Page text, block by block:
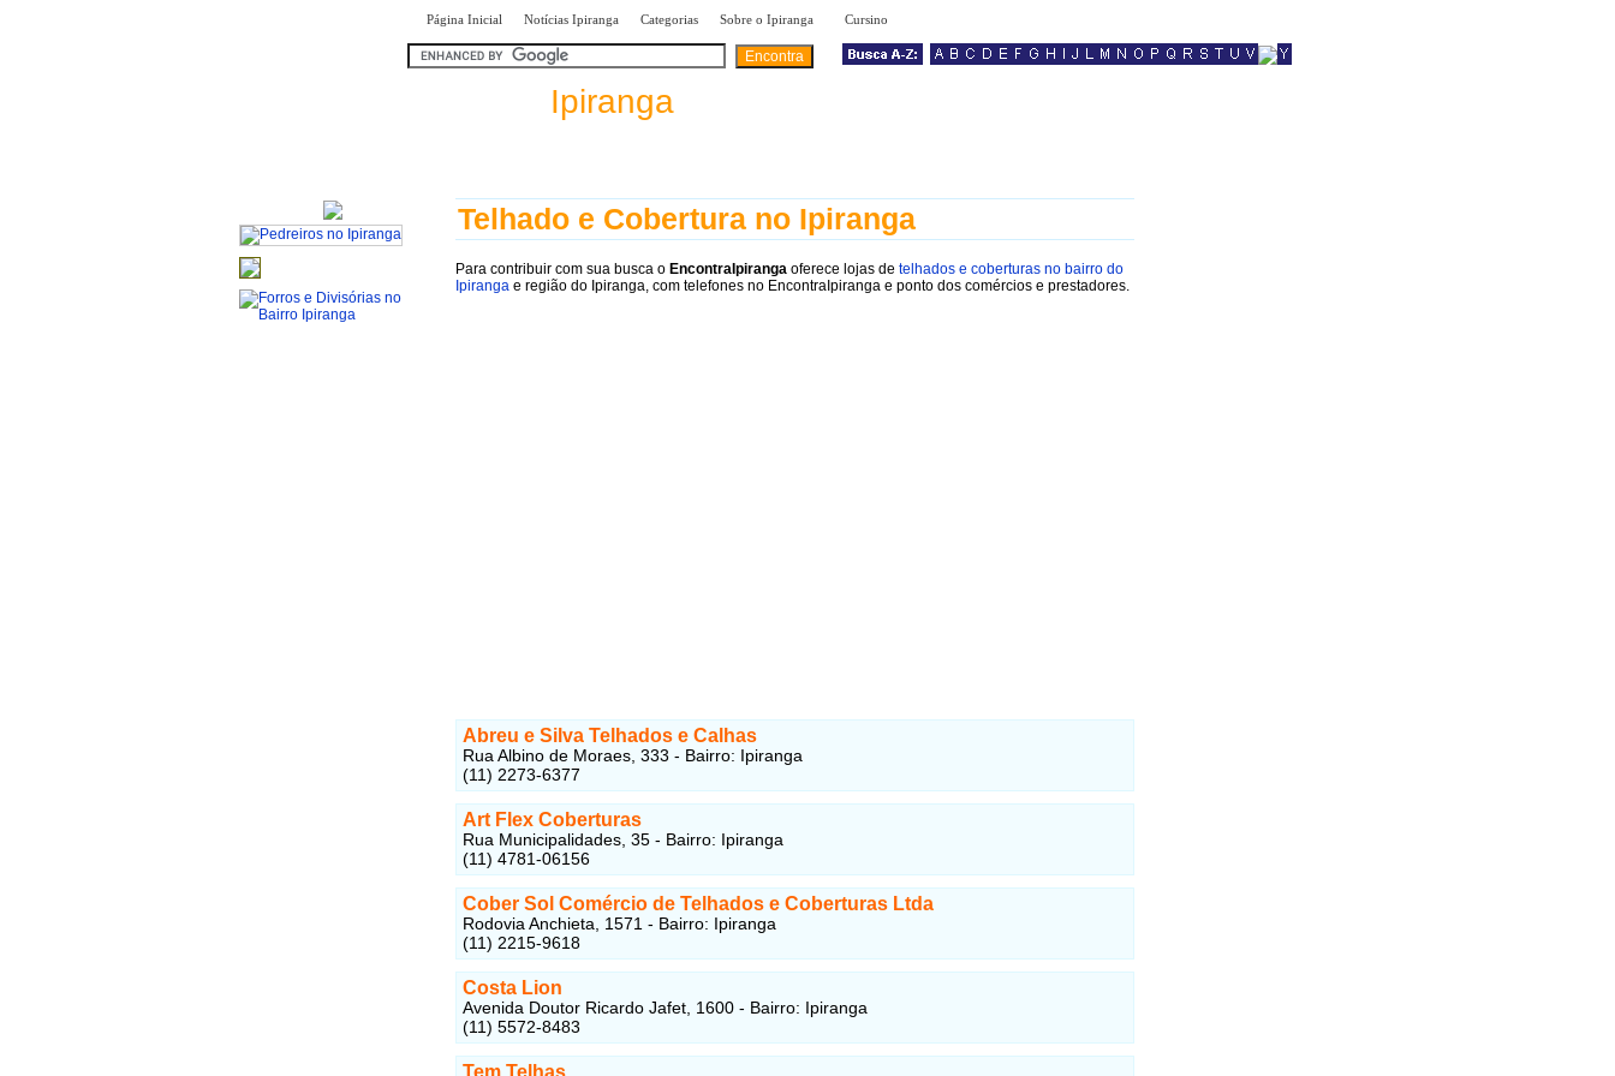
Página Inicial Notícias Ipiranga Categorias Sobre o Ipiranga Cursino
Ipiranga
Telhado e Cobertura no Ipiranga
Para contribuir com sua busca o EncontraIpiranga oferece lojas de telhados e coberturas no bairro do
Ipiranga e região do Ipiranga, com telefones no EncontraIpiranga e ponto dos comércios e prestadores.
Abreu e Silva Telhados e Calhas
Rua Albino de Moraes, 333 - Bairro: Ipiranga
(11) 2273-6377
Art Flex Coberturas
Rua Municipalidades, 35 - Bairro: Ipiranga
(11) 4781-06156
Cober Sol Comércio de Telhados e Coberturas Ltda
Rodovia Anchieta, 1571 - Bairro: Ipiranga
(11) 2215-9618
Costa Lion
Avenida Doutor Ricardo Jafet, 1600 - Bairro: Ipiranga
(11) 5572-8483
Tem Telhas